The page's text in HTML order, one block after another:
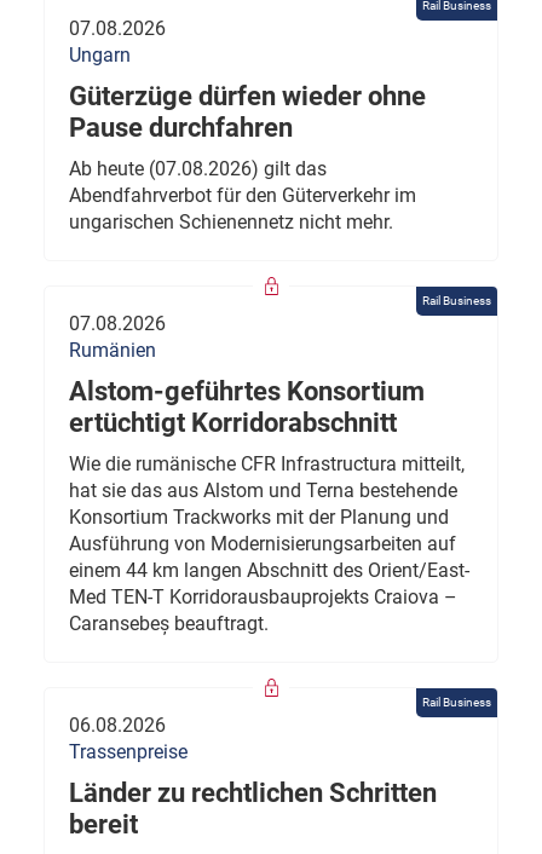
Rail Business
07.08.2026
Ungarn
Güterzüge dürfen wieder ohne
Pause durchfahren
Ab heute (07.08.2026) gilt das
Abendfahrverbot für den Güterverkehr im
ungarischen Schienennetz nicht mehr.
Rail Business
07.08.2026
Rumänien
Alstom-geführtes Konsortium
ertüchtigt Korridorabschnitt
Wie die rumänische CFR Infrastructura mitteilt,
hat sie das aus Alstom und Terna bestehende
Konsortium Trackworks mit der Planung und
Ausführung von Modernisierungsarbeiten auf
einem 44 km langen Abschnitt des Orient/East-
Med TEN-T Korridorausbauprojekts Craiova –
Caransebeș beauftragt.
Rail Business
06.08.2026
Trassenpreise
Länder zu rechtlichen Schritten
bereit